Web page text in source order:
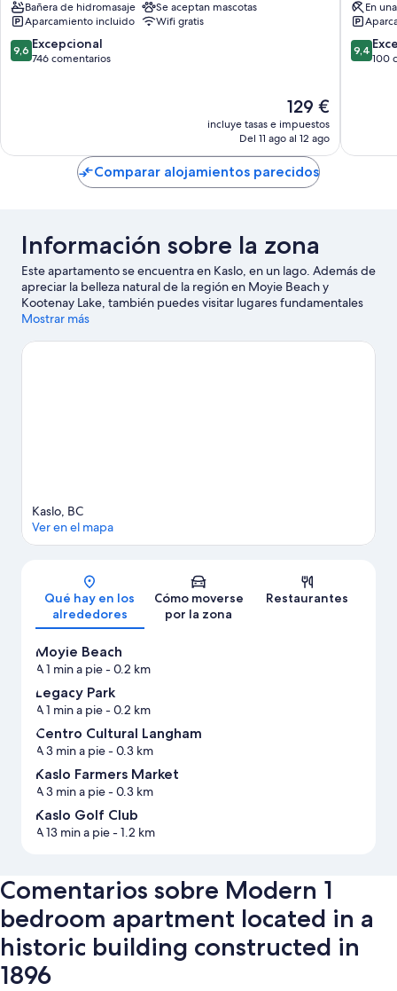
Bañera de hidromasaje
Se aceptan mascotas
Aparcamiento incluido
Wifi gratis
9.6
sobre
9,6 Excepcional
746 comentarios
El
precio
actual
de
129 €
129 €
incluye tasas e impuestos
Del 11 ago al 12 ago
En
9.4
sobre
9,4
100
Comparar alojamientos parecidos
Información sobre la zona
Este apartamento se encuentra en Kaslo, en un lago. Además de
apreciar la belleza natural de la región en Moyie Beach y
Kootenay Lake, también puedes visitar lugares fundamentales
para los aficionados a la cultura, como S.S. Moyie National
Kaslo
Mostrar más
Mapa
Kaslo, BC
Ver en el mapa
Qué hay en los
alrededores
Cómo moverse
por la zona
Restaurantes
Moyie Beach
A 1 min a pie- 0.2 km
Legacy Park
A 1 min a pie- 0.2 km
Centro Cultural Langham
A 3 min a pie- 0.3 km
Kaslo Farmers Market
A 3 min a pie- 0.3 km
Kaslo Golf Club
A 13 min a pie- 1.2 km
Comentarios sobre Modern 1
bedroom apartment located in a
historic building constructed in
1896